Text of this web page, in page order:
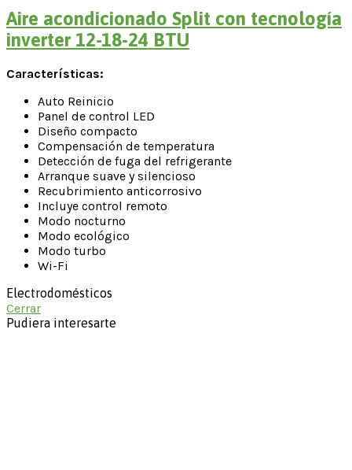
Aire acondicionado Split con tecnología
inverter 12-18-24 BTU
Características:
Auto Reinicio
Panel de control LED
Diseño compacto
Compensación de temperatura
Detección de fuga del refrigerante
Arranque suave y silencioso
Recubrimiento anticorrosivo
Incluye control remoto
Modo nocturno
Modo ecológico
Modo turbo
Wi-Fi
Electrodomésticos
Cerrar
Pudiera interesarte